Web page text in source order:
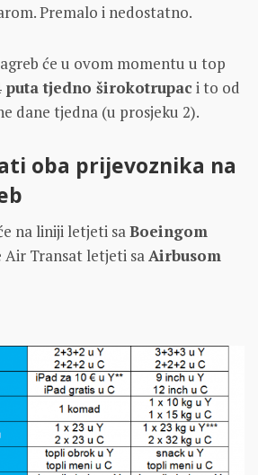
Premalo i nedostatno.
će u ovom momentu u top
puta tjedno širokotrupac i to od
dane tjedna (u prosjeku 2).
oba prijevoznika na
na liniji letjeti saBoeingom
Air Transat letjeti saAirbusom